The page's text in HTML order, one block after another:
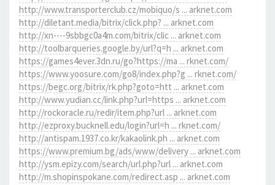
http://www.transporterclub.cz/mobiquo/s ... arknet.com
http://diletant.media/bitrix/click.php? ... arknet.com
http://xn----9sbbgc0a4m.com/bitrix/clic ... arknet.com
http://toolbarqueries.google.by/url?q=h ... arknet.com
https://games4ever.3dn.ru/go?https://ma ... rknet.com/
https://www.yoosure.com/go8/index.php?g ... rknet.com/
https://begc.org/bitrix/rk.php?goto=htt ... arknet.com
http://www.yudian.cc/link.php?url=https ... arknet.com
http://rockoracle.ru/redir/item.php?url ... arknet.com
http://ezproxy.bucknell.edu/login?url=h ... rknet.com/
http://antispam.1937.co.kr/kakaolink.ph ... arknet.com
https://www.premium.bg/ads/www/delivery ... arknet.com
http://ysm.epizy.com/search/url.php?url ... arknet.com
http://m.shopinspokane.com/redirect.asp ... arknet.com